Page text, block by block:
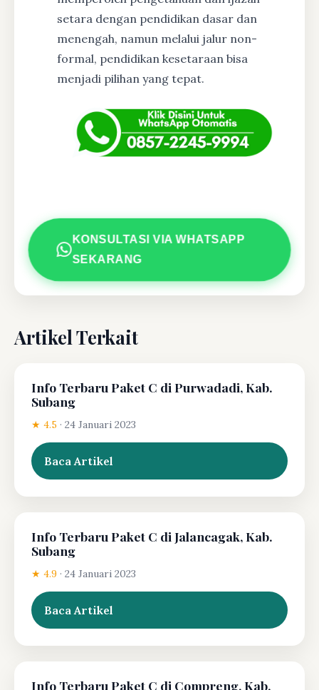
setara dengan pendidikan dasar dan
menengah, namun melalui jalur non-
formal, pendidikan kesetaraan bisa
menjadi pilihan yang tepat.
KONSULTASI VIA WHATSAPP
SEKARANG
Artikel Terkait
Info Terbaru Paket C di Purwadadi, Kab.
Subang
★ 4.5 · 24 Januari 2023
Baca Artikel
Info Terbaru Paket C di Jalancagak, Kab.
Subang
★ 4.9 · 24 Januari 2023
Baca Artikel
Info Terbaru Paket C di Compreng, Kab.